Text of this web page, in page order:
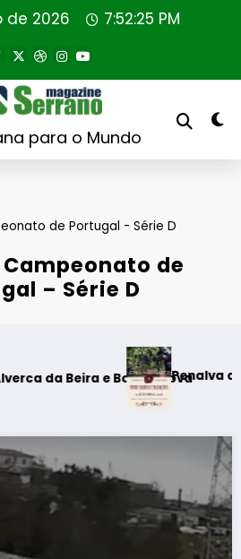
de 2026 7:52:25 PM
para o Mundo
de Portugal - Série D
de
– Série D
e Bouça CovaPenalva do Castelo